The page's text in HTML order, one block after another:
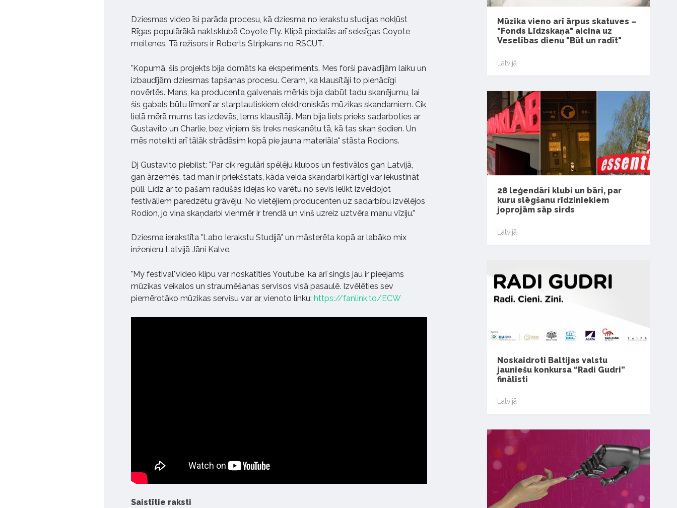
Dziesmas video īsi parāda procesu, kā dziesma no ierakstu studijas nokļūst
Rīgas populārākā naktsklubā Coyote Fly. Klipā piedalās arī seksīgas Coyote
meitenes. Tā režisors ir Roberts Stripkans no RSCUT.
"Kopumā, šis projekts bija domāts ka eksperiments. Mes forši pavadījām laiku un
izbaudījām dziesmas tapšanas procesu. Ceram, ka klausītāji to pienācīgi
novērtēs. Mans, ka producenta galvenais mērķis bija dabūt tadu skanējumu, lai
šis gabals būtu līmenī ar starptautiskiem elektroniskās mūzikas skaņdarniem. Cik
lielā mērā mums tas izdevās, lems klausītāji. Man bija liels prieks sadarboties ar
Gustavito un Charlie, bez viņiem šis treks neskanētu tā, kā tas skan šodien. Un
mēs noteikti arī tālāk strādāsim kopā pie jauna materiāla" stāsta Rodions.
Dj Gustavito piebilst: "Par cik regulāri spēlēju klubos un festivālos gan Latvijā,
gan ārzemēs, tad man ir priekšstats, kāda veida skaņdarbi kārtīgi var iekustināt
pūli. Līdz ar to pašam radušās idejas ko varētu no sevis ielikt izveidojot
festivāliem paredzētu grāvēju. No vietējiem producenten uz sadarbību izvēlējos
Rodion, jo viņa skaņdarbi vienmēr ir trendā un viņš uzreiz uztvēra manu vīziju.”
Dziesma ierakstīta "Labo Ierakstu Studijā" un māsterēta kopā ar labāko mix
inženieru Latvijā Jāni Kalve.
"My festival"video klipu var noskatīties Youtube, ka arī singls jau ir pieejams
mūzikas veikalos un straumēšanas servisos visā pasaulē. Izvēlēties sev
piemērotāko mūzikas servisu var ar vienoto linku: https://fanlink.to/ECW
Saistītie raksti
Mūzika vieno arī ārpus skatuves –
"Fonds Līdzskaņa" aicina uz
Veselības dienu "Būt un radīt"
Latvijā
28 leģendāri klubi un bāri, par
kuru slēgšanu rīdziniekiem
joprojām sāp sirds
Latvijā
Noskaidroti Baltijas valstu
jauniešu konkursa “Radi Gudri”
finālisti
Latvijā